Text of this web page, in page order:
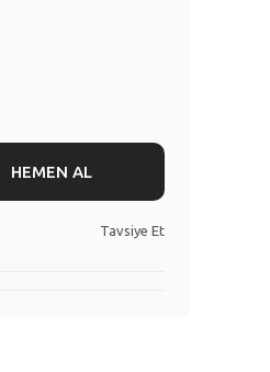
HEMEN AL
Tavsiye Et